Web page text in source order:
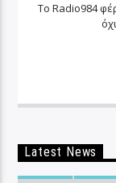
Το Radio984
Latest News